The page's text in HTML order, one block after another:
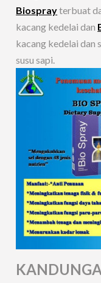
Biosprayterbuat
kacang kedelai dan
kacang kedelai dan
susu sapi.